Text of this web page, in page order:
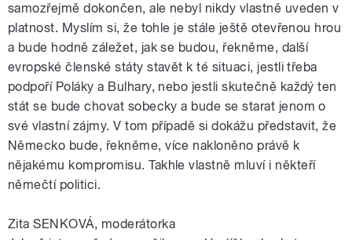
samozřejmě dokončen, ale nebyl nikdy vlastně uveden v
platnost. Myslím si, že tohle je stále ještě otevřenou hrou
a bude hodně záležet, jak se budou, řekněme, další
evropské členské státy stavět k té situaci, jestli třeba
podpoří Poláky a Bulhary, nebo jestli skutečně každý ten
stát se bude chovat sobecky a bude se starat jenom o
své vlastní zájmy. V tom případě si dokážu představit, že
Německo bude, řekněme, více nakloněno právě k
nějakému kompromisu. Takhle vlastně mluví i někteří
němečtí politici.
Zita SENKOVÁ, moderátorka